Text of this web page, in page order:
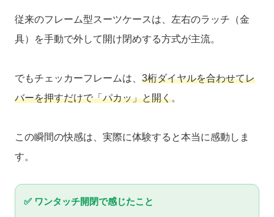
従来のフレーム型スーツケースは、左右のラッチ（金
具）を手動で外して開け閉めする方式が主流。
でもチェッカーフレームは、 3桁ダイヤルを合わせてレ
バーを押すだけで「パカッ」と開く。
この瞬間の快感は、実際に体験すると本当に感動しま
す。
✅ ワンタッチ開閉で感じたこと